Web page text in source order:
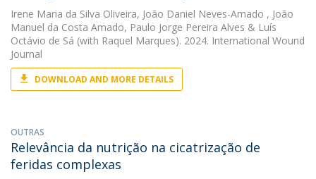
Irene Maria da Silva Oliveira, João Daniel Neves-Amado , João
Manuel da Costa Amado, Paulo Jorge Pereira Alves & Luís
Octávio de Sá (with Raquel Marques). 2024. International Wound
Journal
DOWNLOAD AND MORE DETAILS
OUTRAS
Relevância da nutrição na cicatrização de
feridas complexas